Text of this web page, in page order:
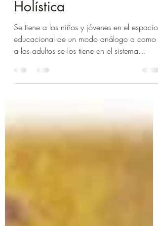
Para una Educación
Holística
Se tiene a los niños y jóvenes en el espacio
a los adultos se los tiene en el sistema
laboral...